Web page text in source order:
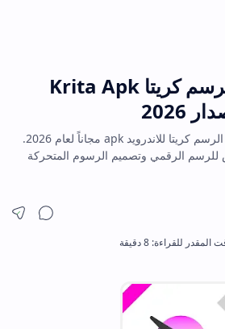
تحميل تطبيق الرسم كريتا Krita Apk
ابدأ الآن في تحميل تطبيق الرسم كريتا للاندرويد apk مجاناً لعام 2026.
الرقمي وتصميم الرسوم المتحركة